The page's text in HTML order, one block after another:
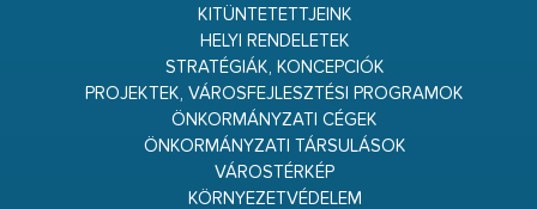
KITÜNTETETTJEINK
HELYI RENDELETEK
STRATÉGIÁK, KONCEPCIÓK
PROJEKTEK, VÁROSFEJLESZTÉSI PROGRAMOK
ÖNKORMÁNYZATI CÉGEK
ÖNKORMÁNYZATI TÁRSULÁSOK
VÁROSTÉRKÉP
KÖRNYEZETVÉDELEM